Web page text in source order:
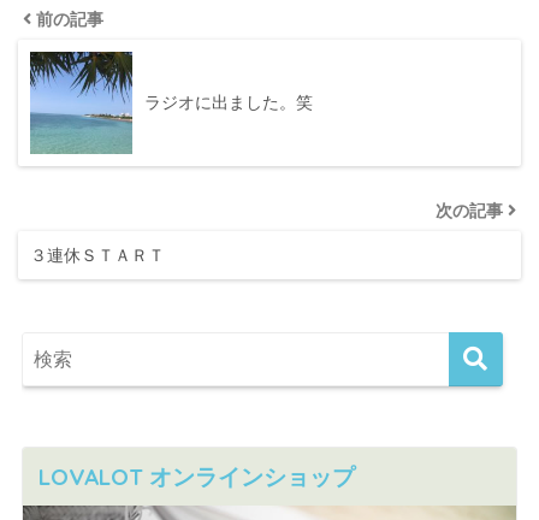
前の記事
ラジオに出ました。笑
次の記事
３連休ＳＴＡＲＴ
LOVALOT オンラインショップ